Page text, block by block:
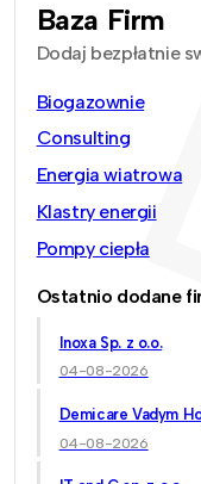
Baza Firm
Dodaj bezpłatnie
Biogazownie
Consulting
Energia wiatrowa
Klastry energii
Pompy ciepła
Ostatnio dodane
Inoxa Sp. z o.o.
04-08-2026
Demicare Vadym
04-08-2026